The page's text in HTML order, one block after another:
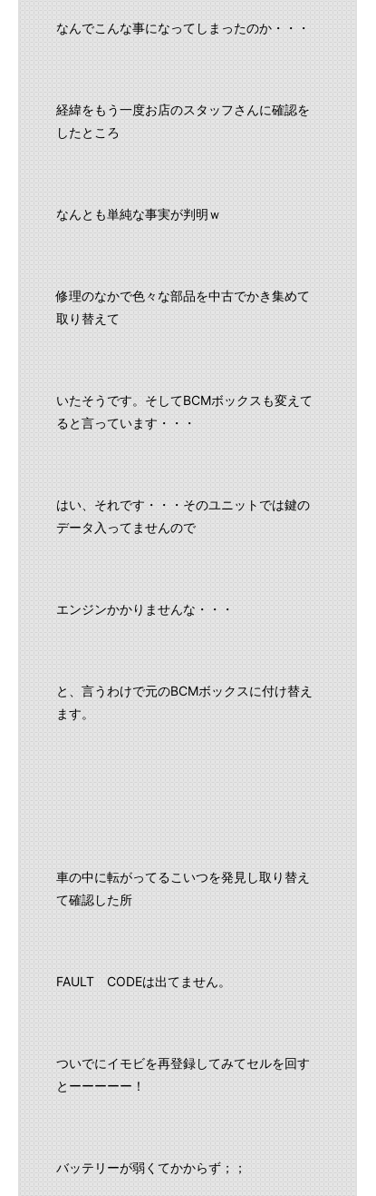
なんでこんな事になってしまったのか・・・
経緯をもう一度お店のスタッフさんに確認を
したところ
なんとも単純な事実が判明ｗ
修理のなかで色々な部品を中古でかき集めて
取り替えて
いたそうです。そしてBCMボックスも変えて
ると言っています・・・
はい、それです・・・そのユニットでは鍵の
データ入ってませんので
エンジンかかりませんな・・・
と、言うわけで元のBCMボックスに付け替え
ます。
車の中に転がってるこいつを発見し取り替え
て確認した所
FAULT CODEは出てません。
ついでにイモビを再登録してみてセルを回す
とーーーーー！
バッテリーが弱くてかからず；；